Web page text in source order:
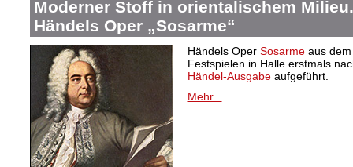
Moderner Stoff in orientalischem
Händels Oper „Sosarme“
Händels Oper Sosarmeaus dem
Festspielen in Halle erstmals
Händel-Ausgabeaufgeführt.
Mehr...